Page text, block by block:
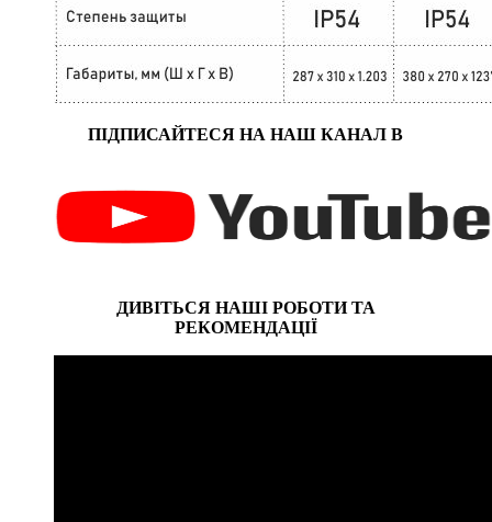
ПІДПИСАЙТЕСЯ НА НАШ КАНАЛ В
ДИВІТЬСЯ НАШІ РОБОТИ ТА
РЕКОМЕНДАЦІЇ